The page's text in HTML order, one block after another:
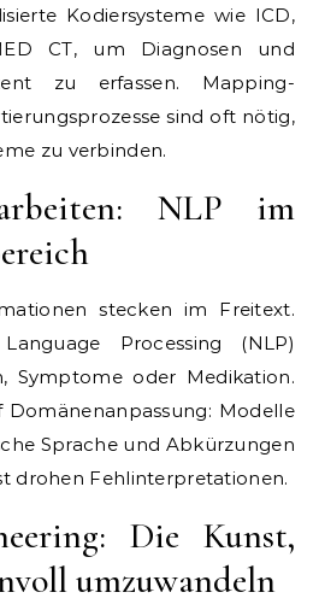
Kodiersysteme wie ICD,
CT, um Diagnosen und
zu erfassen. Mapping-
sind oft nötig,
zu verbinden.
NLP im
stecken im Freitext.
Processing (NLP)
Symptome oder Medikation.
Domänenanpassung: Modelle
Sprache und Abkürzungen
drohen Fehlinterpretationen.
Die Kunst,
umzuwandeln